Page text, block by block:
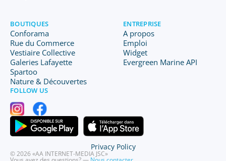
BOUTIQUES
Conforama
Rue du Commerce
Vestiaire Collective
Galeries Lafayette
Spartoo
Nature & Découvertes
ENTREPRISE
A propos
Emploi
Widget
Evergreen Marine API
FOLLOW US
© 2026 «AA INTERNET-MEDIA JSC»
Privacy Policy